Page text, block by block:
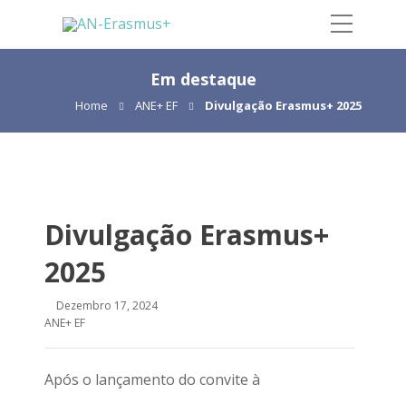
Em destaque
Home ANE+ EF Divulgação Erasmus+ 2025
Divulgação Erasmus+
2025
Dezembro 17, 2024
ANE+ EF
Após o lançamento do convite à